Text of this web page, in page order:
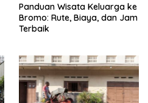
Panduan Wisata Keluarga ke
Bromo: Rute, Biaya, dan Jam
Terbaik